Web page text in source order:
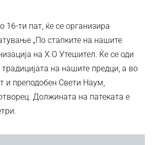
16-ти пат, ќе се организира
„По стапките на нашите
на Х.О Утешител. Ќе се оди
на нашите предци, а во
и преподобен Свети Наум,
Должината на патеката е